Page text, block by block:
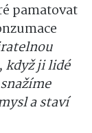
pamatovat
když ji lidé
a staví